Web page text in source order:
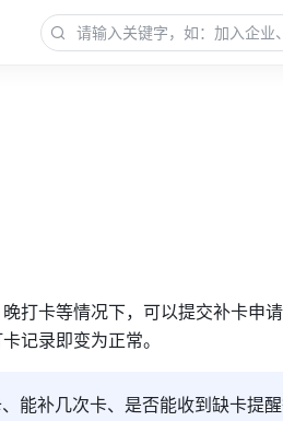
打卡等情况下，可以提交补卡申
记录即变为正常。
能补几次卡、是否能收到缺卡提